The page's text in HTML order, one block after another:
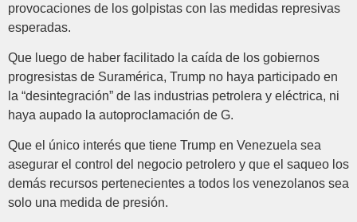
provocaciones de los golpistas con las medidas represivas
esperadas.
Que luego de haber facilitado la caída de los gobiernos
progresistas de Suramérica, Trump no haya participado en
la “desintegración” de las industrias petrolera y eléctrica, ni
haya aupado la autoproclamación de G.
Que el único interés que tiene Trump en Venezuela sea
asegurar el control del negocio petrolero y que el saqueo los
demás recursos pertenecientes a todos los venezolanos sea
solo una medida de presión.